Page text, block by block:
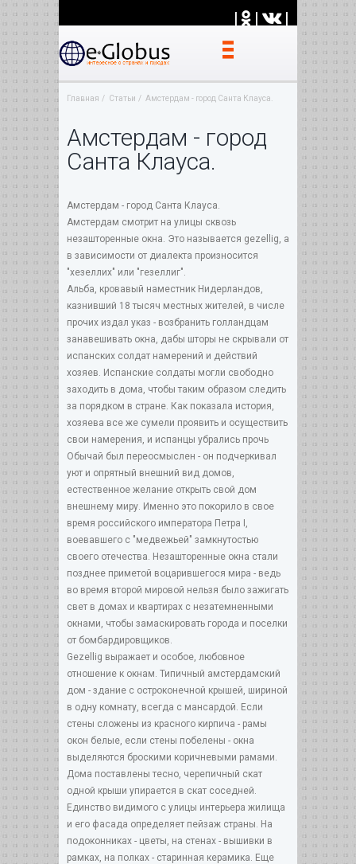
| | |
Главная Статьи Амстердам - город Санта Клауса.
Амстердам - город
Санта Клауса.
Амстердам - город Санта Клауса.
Амстердам смотрит на улицы сквозь
незашторенные окна. Это называется gezellig, а
в зависимости от диалекта произносится
"хезеллих" или "гезеллиг".
Альба, кровавый наместник Нидерландов,
казнивший 18 тысяч местных жителей, в числе
прочих издал указ - возбранить голландцам
занавешивать окна, дабы шторы не скрывали от
испанских солдат намерений и действий
хозяев. Испанские солдаты могли свободно
заходить в дома, чтобы таким образом следить
за порядком в стране. Как показала история,
хозяева все же сумели проявить и осуществить
свои намерения, и испанцы убрались прочь
Обычай был переосмыслен - он подчеркивал
уют и опрятный внешний вид домов,
естественное желание открыть свой дом
внешнему миру. Именно это покорило в свое
время российского императора Петра I,
воевавшего с "медвежьей" замкнутостью
своего отечества. Незашторенные окна стали
позднее приметой воцарившегося мира - ведь
во время второй мировой нельзя было зажигать
свет в домах и квартирах с незатемненными
окнами, чтобы замаскировать города и поселки
от бомбардировщиков.
Gezellig выражает и особое, любовное
отношение к окнам. Типичный амстердамский
дом - здание с остроконечной крышей, шириной
в одну комнату, всегда с мансардой. Если
стены сложены из красного кирпича - рамы
окон белые, если стены побелены - окна
выделяются броскими коричневыми рамами.
Дома поставлены тесно, черепичный скат
одной крыши упирается в скат соседней.
Единство видимого с улицы интерьера жилища
и его фасада определяет пейзаж страны. На
подоконниках - цветы, на стенах - вышивки в
рамках, на полках - старинная керамика. Еще